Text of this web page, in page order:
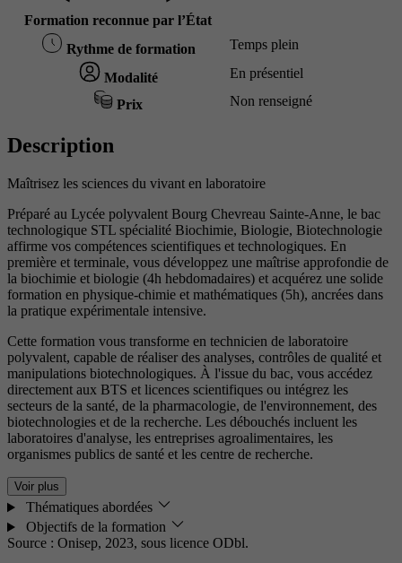
Formation reconnue par l’État
Rythme de formation Temps plein
Modalité En présentiel
Prix Non renseigné
Description
Maîtrisez les sciences du vivant en laboratoire
Préparé au Lycée polyvalent Bourg Chevreau Sainte-Anne, le bac
technologique STL spécialité Biochimie, Biologie, Biotechnologie
affirme vos compétences scientifiques et technologiques. En
première et terminale, vous développez une maîtrise approfondie de
la biochimie et biologie (4h hebdomadaires) et acquérez une solide
formation en physique-chimie et mathématiques (5h), ancrées dans
la pratique expérimentale intensive.
Cette formation vous transforme en technicien de laboratoire
polyvalent, capable de réaliser des analyses, contrôles de qualité et
manipulations biotechnologiques. À l'issue du bac, vous accédez
directement aux BTS et licences scientifiques ou intégrez les
secteurs de la santé, de la pharmacologie, de l'environnement, des
biotechnologies et de la recherche. Les débouchés incluent les
laboratoires d'analyse, les entreprises agroalimentaires, les
organismes publics de santé et les centre de recherche.
Voir plus
Thématiques abordées
Objectifs de la formation
Source : Onisep, 2023, sous licence ODbl.